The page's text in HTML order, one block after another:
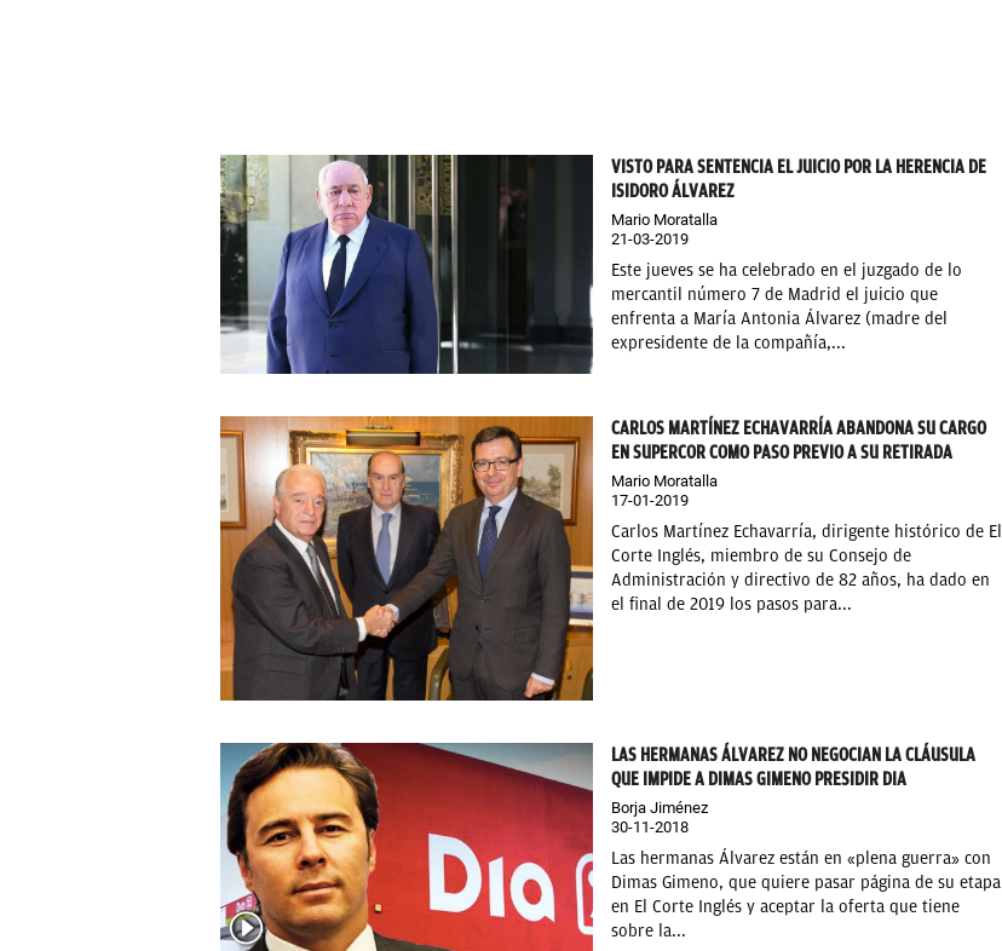
VISTO PARA SENTENCIA EL JUICIO POR LA HERENCIA DE
ISIDORO ÁLVAREZ
Mario Moratalla
21-03-2019
Este jueves se ha celebrado en el juzgado de lo
mercantil número 7 de Madrid el juicio que
enfrenta a María Antonia Álvarez (madre del
expresidente de la compañía,...
CARLOS MARTÍNEZ ECHAVARRÍA ABANDONA SU CARGO
EN SUPERCOR COMO PASO PREVIO A SU RETIRADA
Mario Moratalla
17-01-2019
Carlos Martínez Echavarría, dirigente histórico de El
Corte Inglés, miembro de su Consejo de
Administración y directivo de 82 años, ha dado en
el final de 2019 los pasos para...
LAS HERMANAS ÁLVAREZ NO NEGOCIAN LA CLÁUSULA
QUE IMPIDE A DIMAS GIMENO PRESIDIR DIA
Borja Jiménez
30-11-2018
Las hermanas Álvarez están en «plena guerra» con
Dimas Gimeno, que quiere pasar página de su etapa
en El Corte Inglés y aceptar la oferta que tiene
sobre la...